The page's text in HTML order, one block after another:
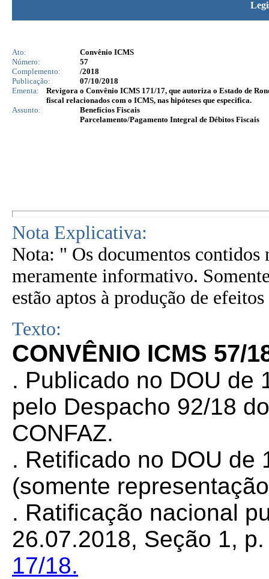
Ato:
Convênio ICMS
Número:
57
Complemento:
/2018
Publicação:
07/10/2018
Ementa:
Revigora o Convênio ICMS 171/17, que autoriza o Estado de
fiscal relacionados com o ICMS, nas hipóteses que especifica.
Assunto:
Benefícios Fiscais
Parcelamento/Pagamento Integral de Débitos Fiscais
Nota Explicativa:
Nota: " Os documentos contidos
meramente informativo.
estão aptos à produção de
Texto:
CONVÊNIO ICMS 57/
. Publicado no DOU de
pelo Despacho 92/18
CONFAZ.
. Retificado no DOU de
(somente
. Ratificação nacional
26.07.2018, Seção 1,
17/18.